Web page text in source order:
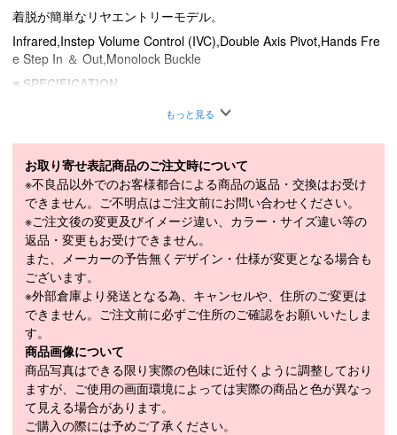
着脱が簡単なリヤエントリーモデル。
Infrared,Instep Volume Control (IVC),Double Axis Pivot,Hands Fre
e Step In ＆ Out,Monolock Buckle
■ SPECIFICATION
050K18012T5
29cm / 29.5cm / 30cm / 30.5cm / 31cm
WEIGHT（1/2g）
1750g
FLEX
100
LAST（mm）
102mm
ブーツソール規格
アルペン規格 (ISO5355)
シェル成型
無
インナー成型
モデル年
2026-2027
もっと見る
お取り寄せ表記商品のご注文時について
※不良品以外でのお客様都合による商品の返品・交換はお受け
できません。ご不明点はご注文前にお問い合わせください。
※ご注文後の変更及びイメージ違い、カラー・サイズ違い等の
返品・変更もお受けできません。
また、メーカーの予告無くデザイン・仕様が変更となる場合も
ございます。
※外部倉庫より発送となる為、キャンセルや、住所のご変更は
できません。ご注文前に必ずご住所のご確認をお願いいたしま
す。
商品画像について
商品写真はできる限り実際の色味に近付くように調整しており
ますが、ご使用の画面環境によっては実際の商品と色が異なっ
て見える場合があります。
ご購入の際には予めご了承ください。